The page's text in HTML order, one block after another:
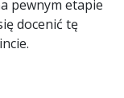
pewnym etapie
docenić tę